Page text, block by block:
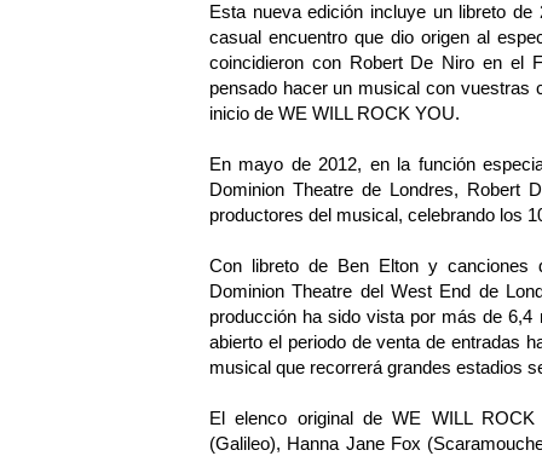
Esta nueva edición incluye un libreto
casual encuentro que dio origen al
coincidieron con Robert De Niro en el
pensado hacer un musical con vuestras
inicio de WE WILL ROCK YOU.
En mayo de 2012, en la función
Dominion Theatre de Londres, Robert
productores del musical, celebrando los
Con libreto de Ben Elton y
Dominion Theatre del West End de
producción ha sido vista por más de
abierto el periodo de venta de entradas
musical que recorrerá grandes estadios
El elenco original de WE WILL
(Galileo), Hanna Jane Fox